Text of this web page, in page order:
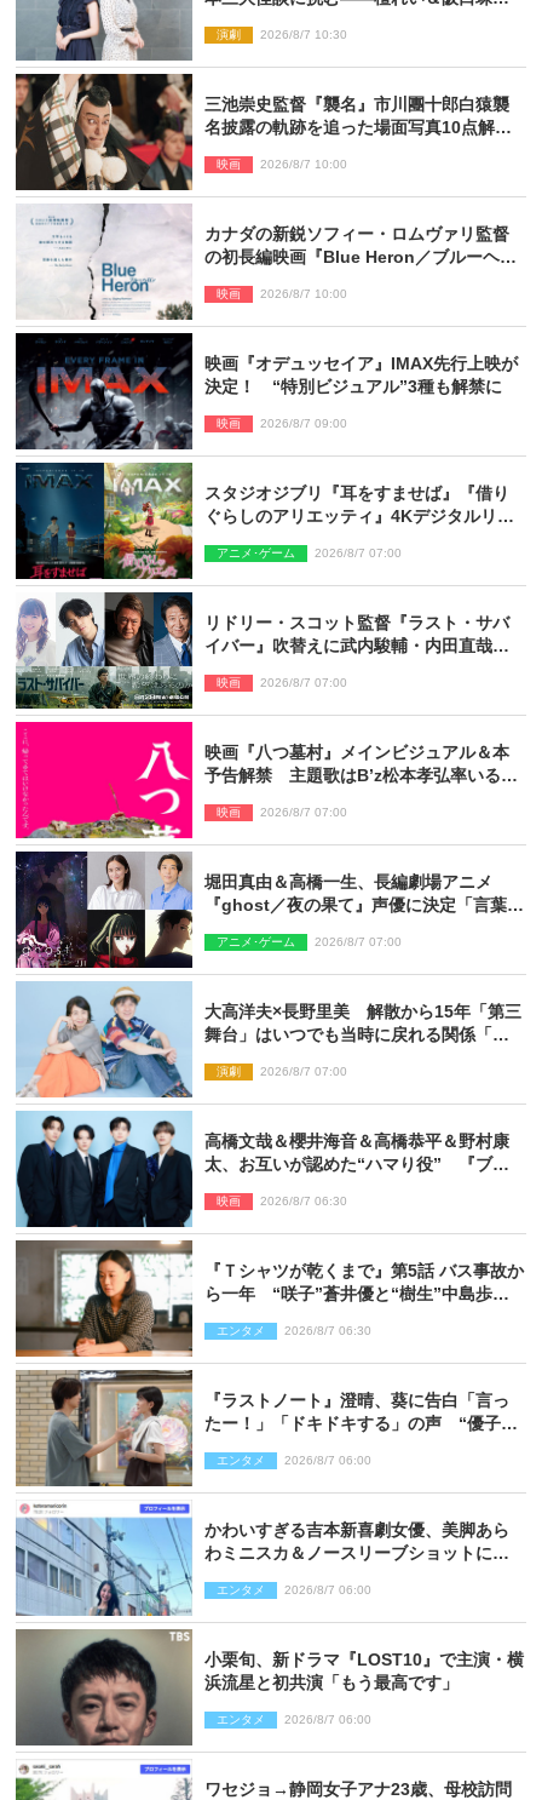
演劇 2026/8/7 10:30
三池崇史監督『襲名』市川團十郎白猿襲
名披露の軌跡を追った場面写真10点解
映画 2026/8/7 10:00
カナダの新鋭ソフィー・ロムヴァリ監督
の初長編映画『Blue Heron／ブルーヘロ
映画 2026/8/7 10:00
映画『オデュッセイア』IMAX先行上映が
決定！ “特別ビジュアル”3種も解禁に
映画 2026/8/7 09:00
スタジオジブリ『耳をすませば』『借り
ぐらしのアリエッティ』4Kデジタルリマ
アニメ･ゲーム 2026/8/7 07:00
リドリー・スコット監督『ラスト・サバ
イバー』吹替えに武内駿輔・内田直哉・
結！
映画 2026/8/7 07:00
映画『八つ墓村』メインビジュアル＆本
予告解禁 主題歌はB’z松本孝弘率いる
映画 2026/8/7 07:00
堀田真由＆高橋一生、長編劇場アニメ
『ghost／夜の果て』声優に決定「言葉に
た」
アニメ･ゲーム 2026/8/7 07:00
大高洋夫×長野里美 解散から15年「第三
舞台」はいつでも当時に戻れる関係「や
演劇 2026/8/7 07:00
高橋文哉＆櫻井海音＆高橋恭平＆野村康
太、お互いが認めた“ハマり役” 『ブル
映画 2026/8/7 06:30
『Ｔシャツが乾くまで』第5話 バス事故か
ら一年 “咲子”蒼井優と“樹生”中島歩は
エンタメ 2026/8/7 06:30
『ラストノート』澄晴、葵に告白「言っ
たー！」「ドキドキする」の声 “優子劇
エンタメ 2026/8/7 06:00
かわいすぎる吉本新喜劇女優、美脚あら
わミニスカ＆ノースリーブショットに反
エンタメ 2026/8/7 06:00
小栗旬、新ドラマ『LOST10』で主演・横
浜流星と初共演「もう最高です」
エンタメ 2026/8/7 06:00
ワセジョ→静岡女子アナ23歳、母校訪問